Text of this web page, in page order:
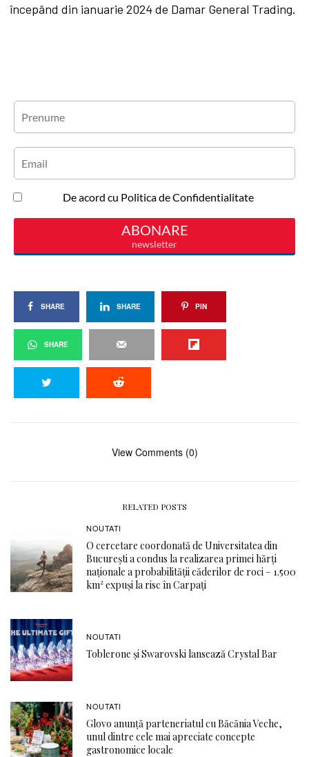
începând din ianuarie 2024 de Damar General Trading.
SHARE SHARE PIN
SHARE
View Comments (0)
RELATED POSTS
NOUTATI
O cercetare coordonată de Universitatea din
București a condus la realizarea primei hărți
naționale a probabilității căderilor de roci – 1.500
km² expuși la risc în Carpați
NOUTATI
Toblerone și Swarovski lansează Crystal Bar
NOUTATI
Glovo anunță parteneriatul cu Băcănia Veche,
unul dintre cele mai apreciate concepte
gastronomice locale